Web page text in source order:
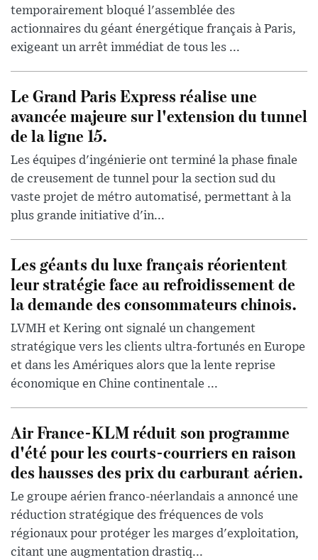
temporairement bloqué l'assemblée des
actionnaires du géant énergétique français à Paris,
exigeant un arrêt immédiat de tous les ...
Le Grand Paris Express réalise une
avancée majeure sur l'extension du tunnel
de la ligne 15.
Les équipes d'ingénierie ont terminé la phase finale
de creusement de tunnel pour la section sud du
vaste projet de métro automatisé, permettant à la
plus grande initiative d'in...
Les géants du luxe français réorientent
leur stratégie face au refroidissement de
la demande des consommateurs chinois.
LVMH et Kering ont signalé un changement
stratégique vers les clients ultra-fortunés en Europe
et dans les Amériques alors que la lente reprise
économique en Chine continentale ...
Air France-KLM réduit son programme
d'été pour les courts-courriers en raison
des hausses des prix du carburant aérien.
Le groupe aérien franco-néerlandais a annoncé une
réduction stratégique des fréquences de vols
régionaux pour protéger les marges d'exploitation,
citant une augmentation drastiq...